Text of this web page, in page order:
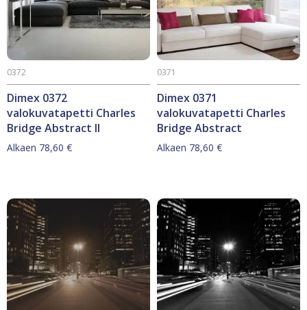
Dimex 0372
valokuvatapetti Charles
Bridge Abstract II
0372
Alkaen 78,60 €
on
useampi
muunnelma.
Voit
tehdä
valinnat
tuotteen
sivulla.
Dimex 0371
valokuvatapetti Charles
Bridge Abstract
0371
Alkaen 78,60 €
on
useampi
muunnelma.
Voit
tehdä
valinnat
tuotteen
sivulla.